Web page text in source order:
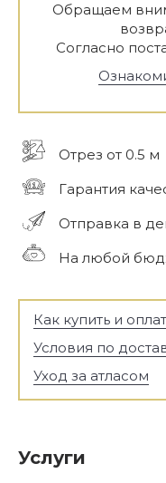
Обращаем
Согласно
Отрез от 0.5 м
Гарантия
Отправка в
На любой
Как купить и
Условия по
Уход за атласом
Услуги